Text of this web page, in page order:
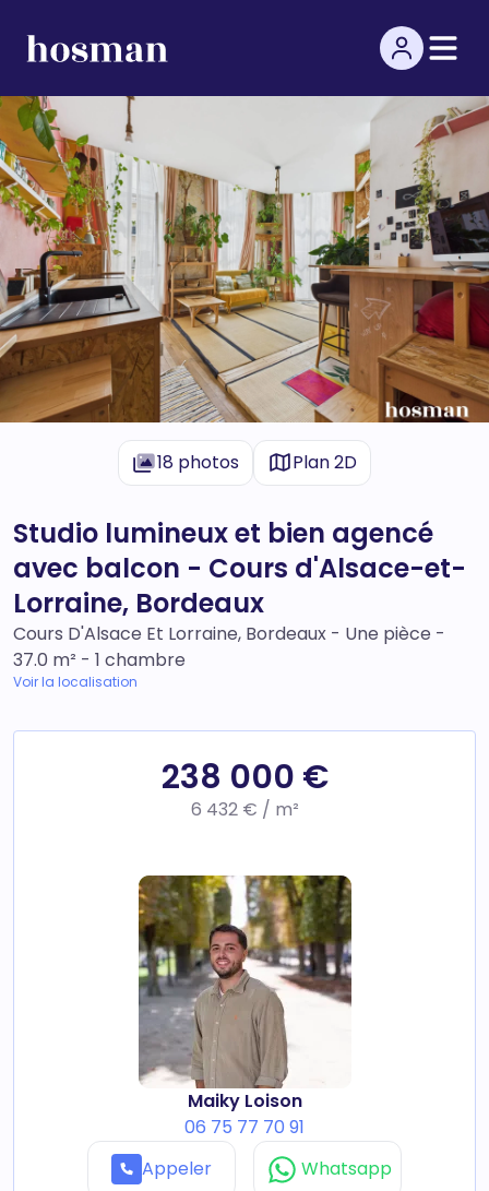
18 photos Plan 2D
Studio lumineux et bien agencé
avec balcon - Cours d'Alsace-et-
Lorraine, Bordeaux
Cours D'Alsace Et Lorraine, Bordeaux - Une pièce -
37.0 m² - 1 chambre
Voir la localisation
238 000 €
6 432 € / m²
Maiky Loison
06 75 77 70 91
Appeler
Whatsapp